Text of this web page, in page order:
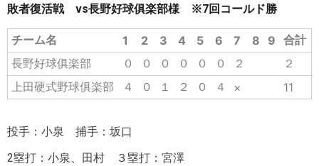
敗者復活戦 vs長野好球俱楽部様 ※7回コールド勝
チーム名 1 2 3 4 5 6 7 8 9 合計
長野好球俱楽部
０ ０ ０ ０ ０ ０ ２
２
上田硬式野球俱楽部
４ ０ １ ２ ０ ４ × 11
投手：小泉 捕手：坂口
2塁打：小泉、田村 ３塁打：宮澤